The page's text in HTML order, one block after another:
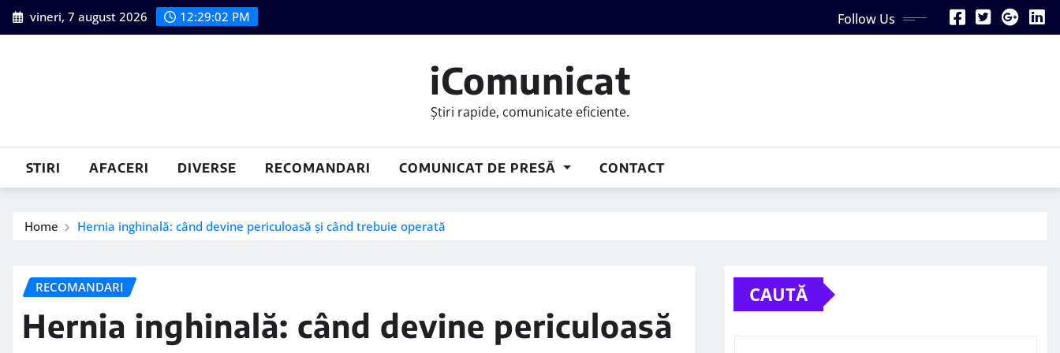
Skip
to
vineri, 7 august 2026 12:29:03 PM Follow Us
iComunicat
Știri rapide, comunicate eficiente.
STIRI AFACERI DIVERSE RECOMANDARI COMUNICAT DE PRESĂ CONTACT
Home Hernia inghinală: când devine periculoasă și când trebuie operată
RECOMANDARI
Hernia inghinală: când devine periculoasă
CAUTĂ